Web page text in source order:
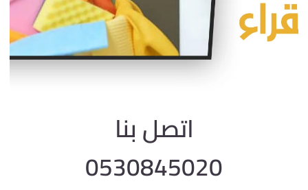
اتصل بنا
0530845020